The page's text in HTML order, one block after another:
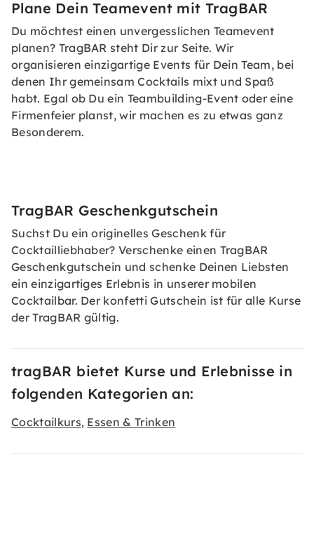
Plane Dein Teamevent mit TragBAR
Du möchtest einen unvergesslichen Teamevent
planen? TragBAR steht Dir zur Seite. Wir
organisieren einzigartige Events für Dein Team, bei
denen Ihr gemeinsam Cocktails mixt und Spaß
habt. Egal ob Du ein Teambuilding-Event oder eine
Firmenfeier planst, wir machen es zu etwas ganz
Besonderem.
TragBAR Geschenkgutschein
Suchst Du ein originelles Geschenk für
Cocktailliebhaber? Verschenke einen TragBAR
Geschenkgutschein und schenke Deinen Liebsten
ein einzigartiges Erlebnis in unserer mobilen
Cocktailbar. Der konfettiGutschein ist für alle Kurse
der TragBAR gültig.
tragBAR bietet Kurse und Erlebnisse in
folgenden Kategorien an:
Cocktailkurs, Essen & Trinken